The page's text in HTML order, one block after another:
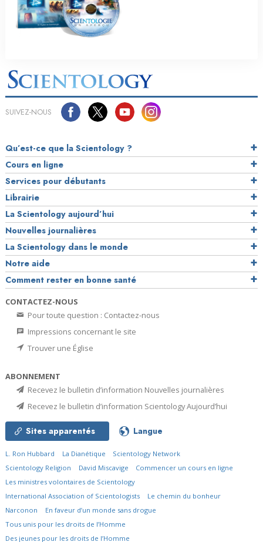
SUIVEZ-NOUS
Qu’est-ce que la Scientology ?
Cours en ligne
Services pour débutants
Librairie
La Scientology aujourd’hui
Nouvelles journalières
La Scientology dans le monde
Notre aide
Comment rester en bonne santé
CONTACTEZ-NOUS
Pour toute question : Contactez-nous
Impressions concernant le site
Trouver une Église
ABONNEMENT
Recevez le bulletin d’information Nouvelles journalières
Recevez le bulletin d’information Scientology Aujourd’hui
Sites apparentés Langue
L. Ron Hubbard La Dianétique
Scientology Network
Scientology Religion
David Miscavige
Commencer un cours en ligne
Les ministres volontaires de Scientology
International Association of Scientologists
Le chemin du bonheur
Narconon
En faveur d’un monde sans drogue
Tous unis pour les droits de l’Homme
Des jeunes pour les droits de l’Homme